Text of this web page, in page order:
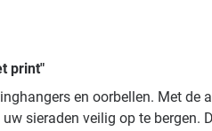
print"
en oorbellen. Met de
sieraden veilig op te bergen.